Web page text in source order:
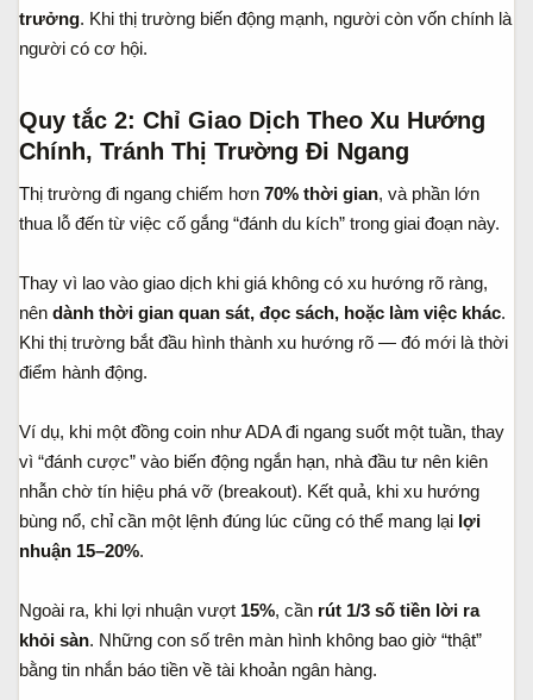
trưởng. Khi thị trường biến động mạnh, người còn vốn chính là
người có cơ hội.
Quy tắc 2: Chỉ Giao Dịch Theo Xu Hướng
Chính, Tránh Thị Trường Đi Ngang
Thị trường đi ngang chiếm hơn 70% thời gian, và phần lớn
thua lỗ đến từ việc cố gắng “đánh du kích” trong giai đoạn này.
Thay vì lao vào giao dịch khi giá không có xu hướng rõ ràng,
nên dành thời gian quan sát, đọc sách, hoặc làm việc khác.
Khi thị trường bắt đầu hình thành xu hướng rõ — đó mới là thời
điểm hành động.
Ví dụ, khi một đồng coin như ADA đi ngang suốt một tuần, thay
vì “đánh cược” vào biến động ngắn hạn, nhà đầu tư nên kiên
nhẫn chờ tín hiệu phá vỡ (breakout). Kết quả, khi xu hướng
bùng nổ, chỉ cần một lệnh đúng lúc cũng có thể mang lại lợi
nhuận 15–20%.
Ngoài ra, khi lợi nhuận vượt 15%, cần rút 1/3 số tiền lời ra
khỏi sàn. Những con số trên màn hình không bao giờ “thật”
bằng tin nhắn báo tiền về tài khoản ngân hàng.